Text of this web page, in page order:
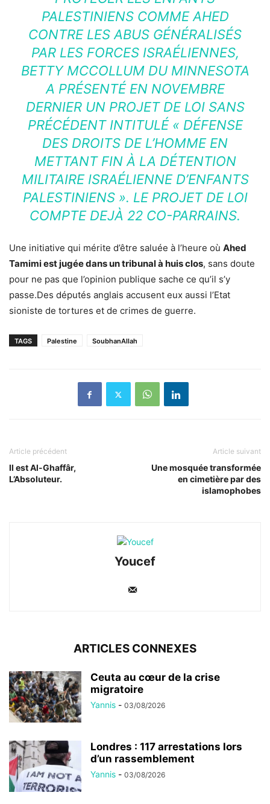
PALESTINIENS COMME AHED
CONTRE LES ABUS GÉNÉRALISÉS
PAR LES FORCES ISRAÉLIENNES,
BETTY MCCOLLUM DU MINNESOTA
A PRÉSENTÉ EN NOVEMBRE
DERNIER UN PROJET DE LOI SANS
PRÉCÉDENT INTITULÉ « DÉFENSE
DES DROITS DE L’HOMME EN
METTANT FIN À LA DÉTENTION
MILITAIRE ISRAÉLIENNE D’ENFANTS
PALESTINIENS ». LE PROJET DE LOI
COMPTE DEJÀ 22 CO-PARRAINS.
Une initiative qui mérite d’être saluée à l’heure où Ahed
Tamimi est jugée dans un tribunal à huis clos, sans doute
pour ne pas que l’opinion publique sache ce qu’il s’y
passe.Des députés anglais accusent eux aussi l’Etat
sioniste de tortures et de crimes de guerre.
TAGS Palestine SoubhanAllah
Article précédent
Il est Al-Ghaffâr,
L’Absoluteur.
Article suivant
Une mosquée transformée
en cimetière par des
islamophobes
Youcef
ARTICLES CONNEXES
Ceuta au cœur de la crise
migratoire
Yannis - 03/08/2026
Londres : 117 arrestations lors
d’un rassemblement
Yannis - 03/08/2026